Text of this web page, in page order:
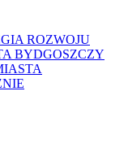
ROZWOJU
BYDGOSZCZY